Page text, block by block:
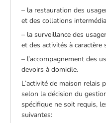
– la restauration des
et des collations
– la surveillance des
et des activités à caractère
– l’accompagnement des
devoirs à domicile.
L’activité de maison relais
selon la décision du
spécifique ne soit requis,
suivantes: